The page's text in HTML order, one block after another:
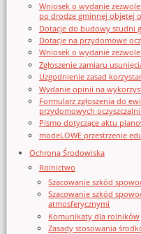
Wniosek o wydanie
po drodze gminnej objętej
Dotacje do budowy studni
Dotacje na przydomowe
Wniosek o wydanie
Zgłoszenie zamiaru
Uzgodnienie zasad
Wydanie opinii na
Formularz zgłoszenia do
przydomowych
Pismo dotyczące aktu
modeLOWE przestrzenie
Ochrona Środowiska
Rolnictwo
Szacowanie szkód
Szacowanie szkód
atmosferycznymi
Komunikaty dla rolników
Zasady stosowania